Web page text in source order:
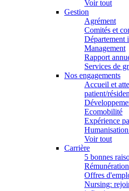
Voir tout
Gestion
Agrément
Comités et
Département
Management
Rapport
Services de
Nos engagements
Accueil et
patient/
Ecomobilité
Expérience
Voir tout
Carrière
5 bonnes
Offres
Nursing: